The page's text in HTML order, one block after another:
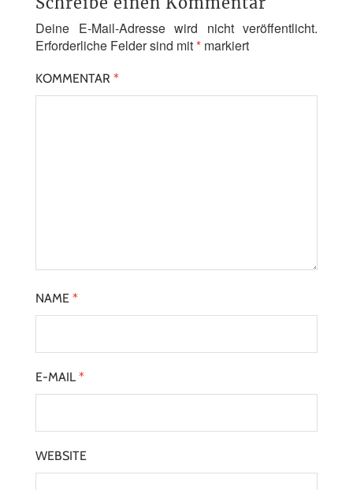
Deine E-Mail-Adresse wird nicht veröffentlicht.
Erforderliche Felder sind mit* markiert
KOMMENTAR *
NAME *
E-MAIL *
WEBSITE